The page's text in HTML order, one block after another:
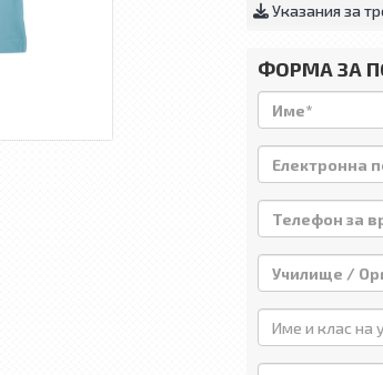
Указания за
ФОРМА ЗА